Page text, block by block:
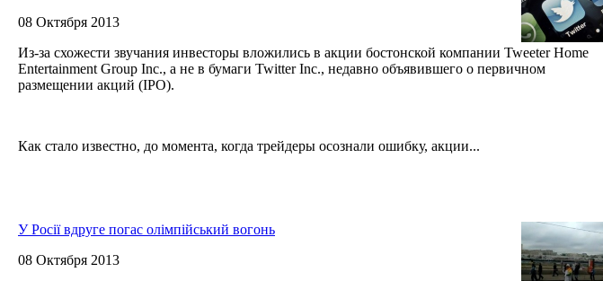
08 Октября 2013
Из-за схожести звучания инвесторы вложились в акции бостонской компании Tweeter Home
Entertainment Group Inc., а не в бумаги Twitter Inc., недавно объявившего о первичном
размещении акций (IPO).
Как стало известно, до момента, когда трейдеры осознали ошибку, акции...
У Росії вдруге погас олімпійський вогонь
08 Октября 2013